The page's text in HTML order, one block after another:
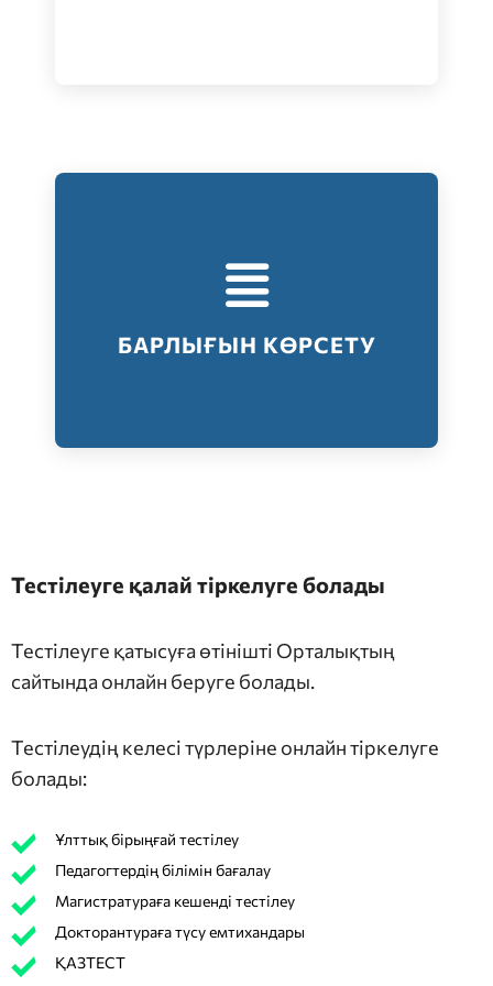
БАРЛЫҒЫН КӨРСЕТУ
Тестілеудің барлық түрлері
Барлығын көрсету
Тестілеуге қалай тіркелуге болады
Тестілеуге қатысуға өтінішті Орталықтың
сайтында онлайн беруге болады.
Тестілеудің келесі түрлеріне онлайн тіркелуге
болады:
Ұлттық бірыңғай тестілеу
Педагогтердің білімін бағалау
Магистратураға кешенді тестілеу
Докторантураға түсу емтихандары
ҚАЗТЕСТ